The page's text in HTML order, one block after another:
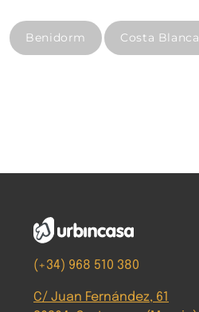
Benidorm Costa Blanca
(+34) 968 510 380
C/ Juan Fernández, 61